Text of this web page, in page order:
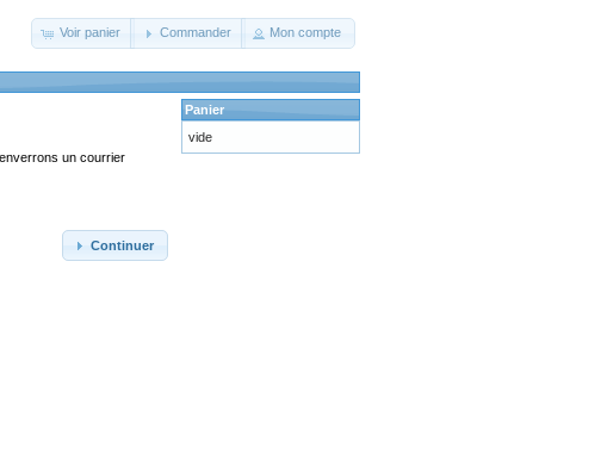
Voir panier Commander Mon compte
un courrier
Continuer
Panier
vide